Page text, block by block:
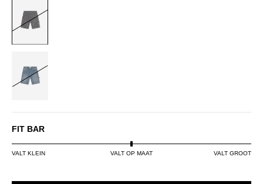
BLUE
FIT BAR
VALT KLEIN VALT OP MAAT VALT GROOT